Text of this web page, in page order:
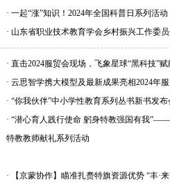
· 一起“涨”知识！2024年全国科普日系列活
· 山东省职业技术教育学会乡村振兴工作委
· 直击2024服贸会现场，飞象星球“黑科技”
· 云思智学携大模型及最新成果亮相2024年
· “你我伙伴”中小学性教育系列丛书新书发
· “潜心育人践行使命 躬身特教强国有我
特教教师献礼系列活动
· 【京蒙协作】瞄准扎赉特旗资源优势 “丰·